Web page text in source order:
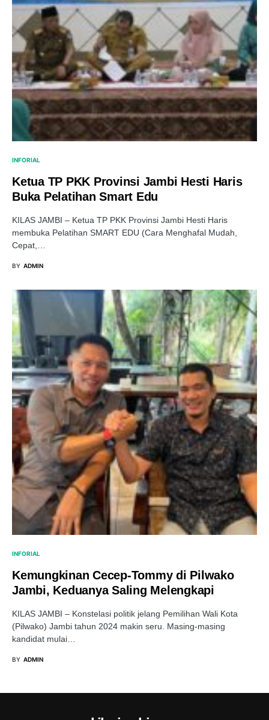
INFORIAL
Ketua TP PKK Provinsi Jambi Hesti Haris
Buka Pelatihan Smart Edu
KILAS JAMBI – Ketua TP PKK Provinsi Jambi Hesti Haris
membuka Pelatihan SMART EDU (Cara Menghafal Mudah,
Cepat,…
BY ADMIN
INFORIAL
Kemungkinan Cecep-Tommy di Pilwako
Jambi, Keduanya Saling Melengkapi
KILAS JAMBI – Konstelasi politik jelang Pemilihan Wali Kota
(Pilwako) Jambi tahun 2024 makin seru. Masing-masing
kandidat mulai…
BY ADMIN